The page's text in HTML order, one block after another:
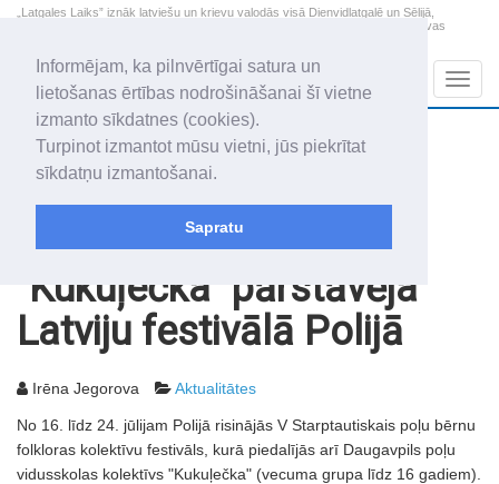
Informējam, ka pilnvērtīgai satura un
lietošanas ērtības nodrošināšanai šī vietne
izmanto sīkdatnes (cookies).
Turpinot izmantot mūsu vietni, jūs piekrītat
sīkdatņu izmantošanai.
Sapratu
„Latgales Laiks” iznāk latviešu un krievu valodās visā Dienvidlatgalē un Sēlijā,
„Latgales Laiks” latviešu valodā aptver Daugavpils valstspilsētu, Augšdaugavas
2026. gada 7. augusts
Piektdiena
Alfrēds, Fredis, Madars
+15.7
"Kukuļečka" pārstāvēja
Latviju festivālā Polijā
Irēna Jegorova Aktualitātes
No 16. līdz 24. jūlijam Polijā risinājās V Starptautiskais poļu bērnu
folkloras kolektīvu festivāls, kurā piedalījās arī Daugavpils poļu
vidusskolas kolektīvs "Kukuļečka" (vecuma grupa līdz 16 gadiem).